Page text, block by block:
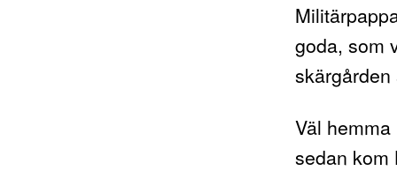
goda, som
Väl
sedan kom